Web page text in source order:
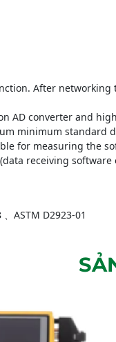
After
AD converter and
minimum standard
for measuring the
receiving
、ASTM D2923-01